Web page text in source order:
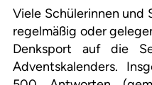
Viele Schülerinnen und
regelmäßig oder
Denksport auf die
Adventskalenders.